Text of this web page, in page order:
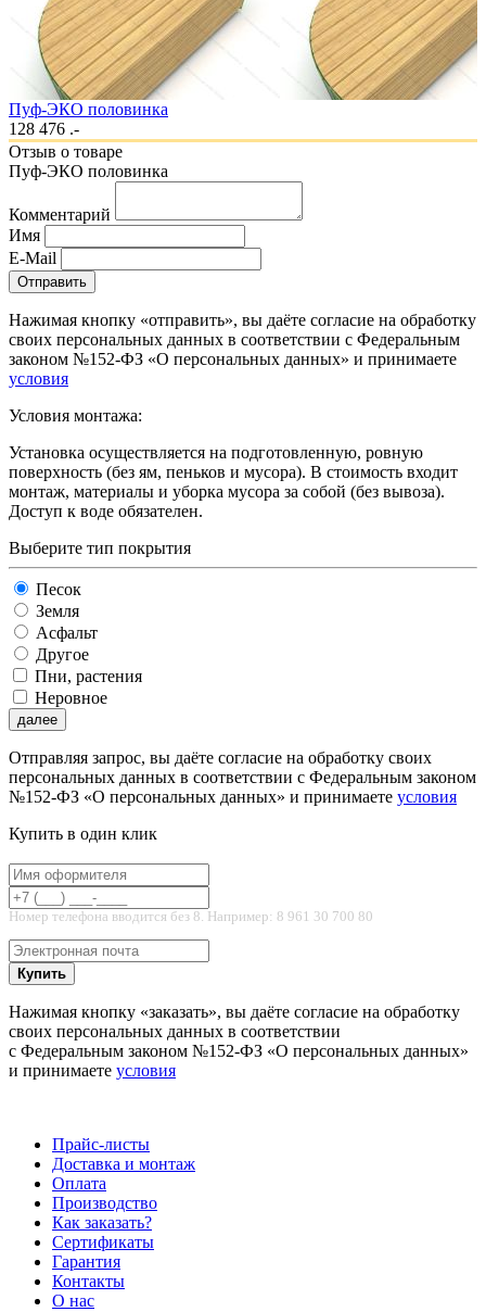
Пуф-ЭКО половинка
128 476 .-
Отзыв о товаре
Пуф-ЭКО половинка
Комментарий
Имя
E-Mail
Отправить
Нажимая кнопку «отправить», вы даёте согласие на обработку
своих персональных данных в соответствии с Федеральным
законом №152-ФЗ «О персональных данных» и принимаете
условия
Условия монтажа:
Установка осуществляется на подготовленную, ровную
поверхность (без ям, пеньков и мусора). В стоимость входит
монтаж, материалы и уборка мусора за собой (без вывоза).
Доступ к воде обязателен.
Выберите тип покрытия
Песок
Земля
Асфальт
Другое
Пни, растения
Неровное
далее
Отправляя запрос, вы даёте согласие на обработку своих
персональных данных в соответствии с Федеральным законом
№152-ФЗ «О персональных данных» и принимаете условия
Купить в один клик
Номер телефона вводится без 8. Например: 8 961 30 700 80
Купить
Нажимая кнопку «заказать», вы даёте согласие на обработку
своих персональных данных в соответствии
с Федеральным законом №152-ФЗ «О персональных данных»
и принимаете условия
Прайс-листы
Доставка и монтаж
Оплата
Производство
Как заказать?
Сертификаты
Гарантия
Контакты
О нас